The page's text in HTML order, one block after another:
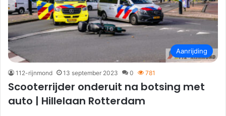
Aanrijding
112-rijnmond 13 september 2023 0 781
Scooterrijder onderuit na botsing met
auto | Hillelaan Rotterdam